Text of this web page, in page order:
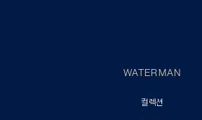
WATERMAN
컬렉션